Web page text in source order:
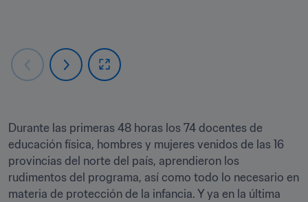
Durante las primeras 48 horas los 74 docentes de
educación física, hombres y mujeres venidos de las 16
provincias del norte del país, aprendieron los
rudimentos del programa, así como todo lo necesario en
materia de protección de la infancia. Y ya en la última